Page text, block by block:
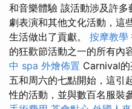
和音樂體驗 該活動涉及許
劇表演和其他文化活動，這
生活做出了貢獻。 按摩教學
的狂歡節活動之一的所有內
中 spa 外燴佈置 Carnival的
五和周六的七點開始，這引
性的活動，並與數百名服裝